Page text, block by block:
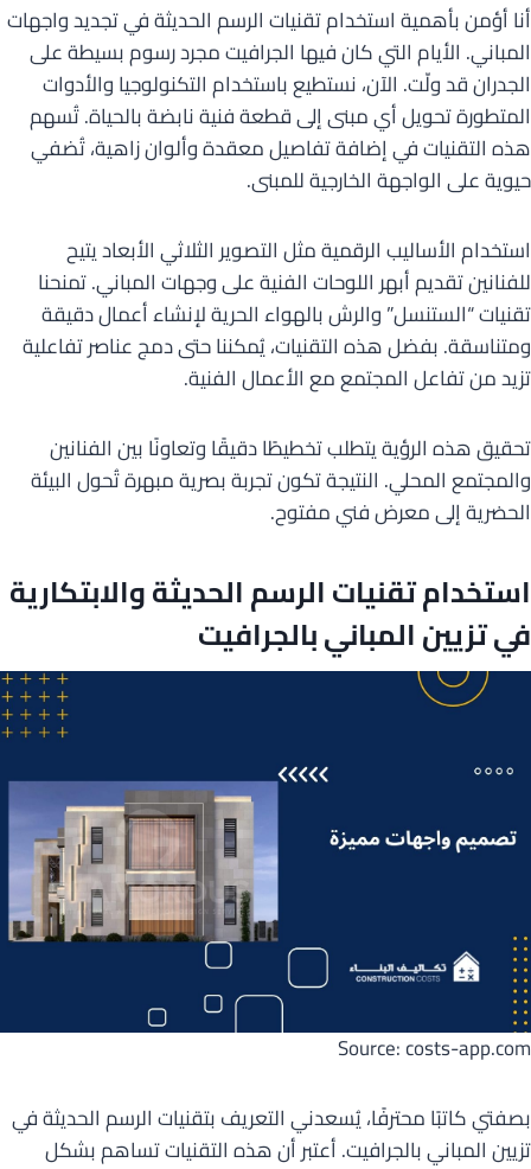
أنا أؤمن بأهمية استخدام تقنيات الرسم الحديثة في تجديد واجهات
المباني. الأيام التي كان فيها الجرافيت مجرد رسوم بسيطة على
الجدران قد ولّت. الآن، نستطيع باستخدام التكنولوجيا والأدوات
المتطورة تحويل أي مبنى إلى قطعة فنية نابضة بالحياة. تُسهم
هذه التقنيات في إضافة تفاصيل معقدة وألوان زاهية، تُضفي
حيوية على الواجهة الخارجية للمبنى.
استخدام الأساليب الرقمية مثل التصوير الثلاثي الأبعاد يتيح
للفنانين تقديم أبهر اللوحات الفنية على وجهات المباني. تمنحنا
تقنيات “الستنسل” والرش بالهواء الحرية لإنشاء أعمال دقيقة
ومتناسقة. بفضل هذه التقنيات، يُمكننا حتى دمج عناصر تفاعلية
تزيد من تفاعل المجتمع مع الأعمال الفنية.
تحقيق هذه الرؤية يتطلب تخطيطًا دقيقًا وتعاونًا بين الفنانين
والمجتمع المحلي. النتيجة تكون تجربة بصرية مبهرة تُحول البيئة
الحضرية إلى معرض فني مفتوح.
استخدام تقنيات الرسم الحديثة والابتكارية
في تزيين المباني بالجرافيت
Source: costs-app.com
بصفتي كاتبًا محترفًا، يُسعدني التعريف بتقنيات الرسم الحديثة في
تزيين المباني بالجرافيت. أعتبر أن هذه التقنيات تساهم بشكل